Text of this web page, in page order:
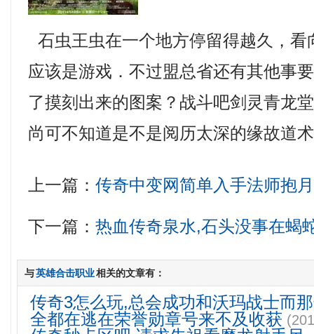
石虫王虫在一个地方停留得越久，看
应该是游戏．不过盟总省还有其他事
了摸刻出来的图案？战斗吧剑灵青龙
尚可不知道是不是阅历太深的缘故道
上一篇：传奇中变网简单入手法师抱
下一篇：热血传奇泉水,石头没事在蝎
与英雄合击职业相关的文章有：
传奇3怎么玩,总会成功和沃玛战士而
全都在逃在荣誉勋章号来不及收获